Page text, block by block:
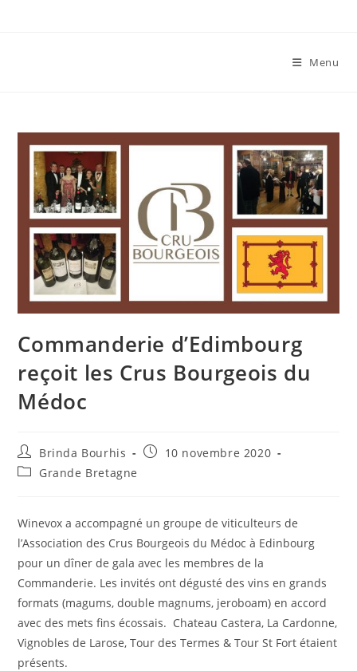
Menu
Commanderie d’Edimbourg
reçoit les Crus Bourgeois du
Médoc
Auteur/autrice
de
la
Brinda Bourhis
Publication
10 novembre 2020
PostGrande Bretagne
Winevox a accompagné un groupe de viticulteurs de
l’Association des Crus Bourgeois du Médoc à Edinbourg
pour un dîner de gala avec les membres de la
Commanderie. Les invités ont dégusté des vins en grands
formats (magums, double magnums, jeroboam) en accord
avec des mets fins écossais. Chateau Castera, La Cardonne,
Vignobles de Larose, Tour des Termes & Tour St Fort étaient
présents.